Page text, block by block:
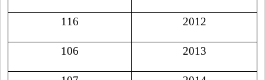
2012
116
2013
106